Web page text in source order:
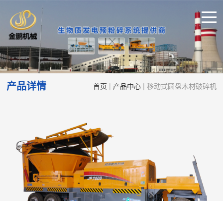
产品详情 首页 | 产品中心| 移动式圆盘木材破碎机